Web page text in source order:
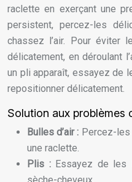
raclette en exerçant une
persistent, percez-les
chassez l’air. Pour éviter
délicatement, en déroulant
un pli apparaît, essayez de
repositionner délicatement.
Solution aux problèmes
Bulles d’air : Percez-
une raclette.
Plis : Essayez de les